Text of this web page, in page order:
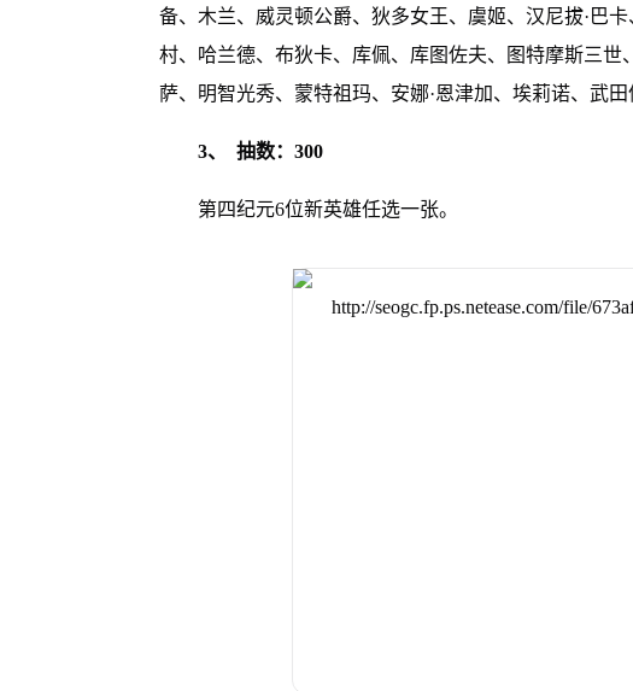
备、木兰、威灵顿公爵、狄多女王、虞姬、汉尼拔·巴
村、哈兰德、布狄卡、库佩、库图佐夫、图特摩斯三世
萨、明智光秀、蒙特祖玛、安娜·恩津加、埃莉诺、武
3、 抽数：300
第四纪元6位新英雄任选一张。